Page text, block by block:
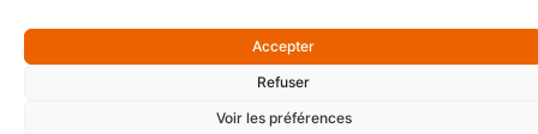
Accepter
Refuser
Voir les préférences